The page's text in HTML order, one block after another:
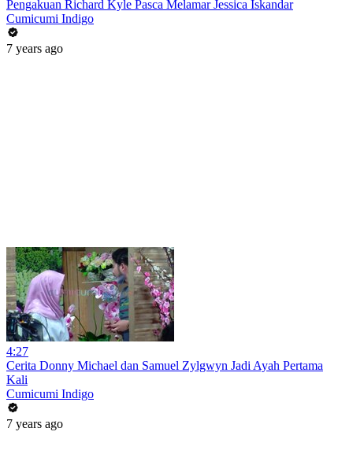
Pengakuan Richard Kyle Pasca Melamar Jessica Iskandar
Cumicumi Indigo
7 years ago
4:27
Cerita Donny Michael dan Samuel Zylgwyn Jadi Ayah Pertama
Kali
Cumicumi Indigo
7 years ago